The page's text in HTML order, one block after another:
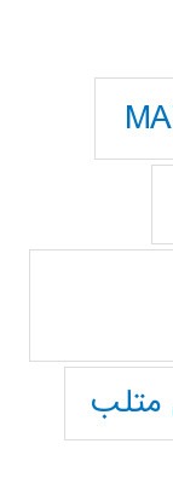
متلب